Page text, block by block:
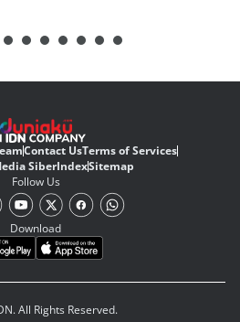
Contact UsTerms of Services
SiberIndexSitemap
Follow Us
Download
All Rights Reserved.